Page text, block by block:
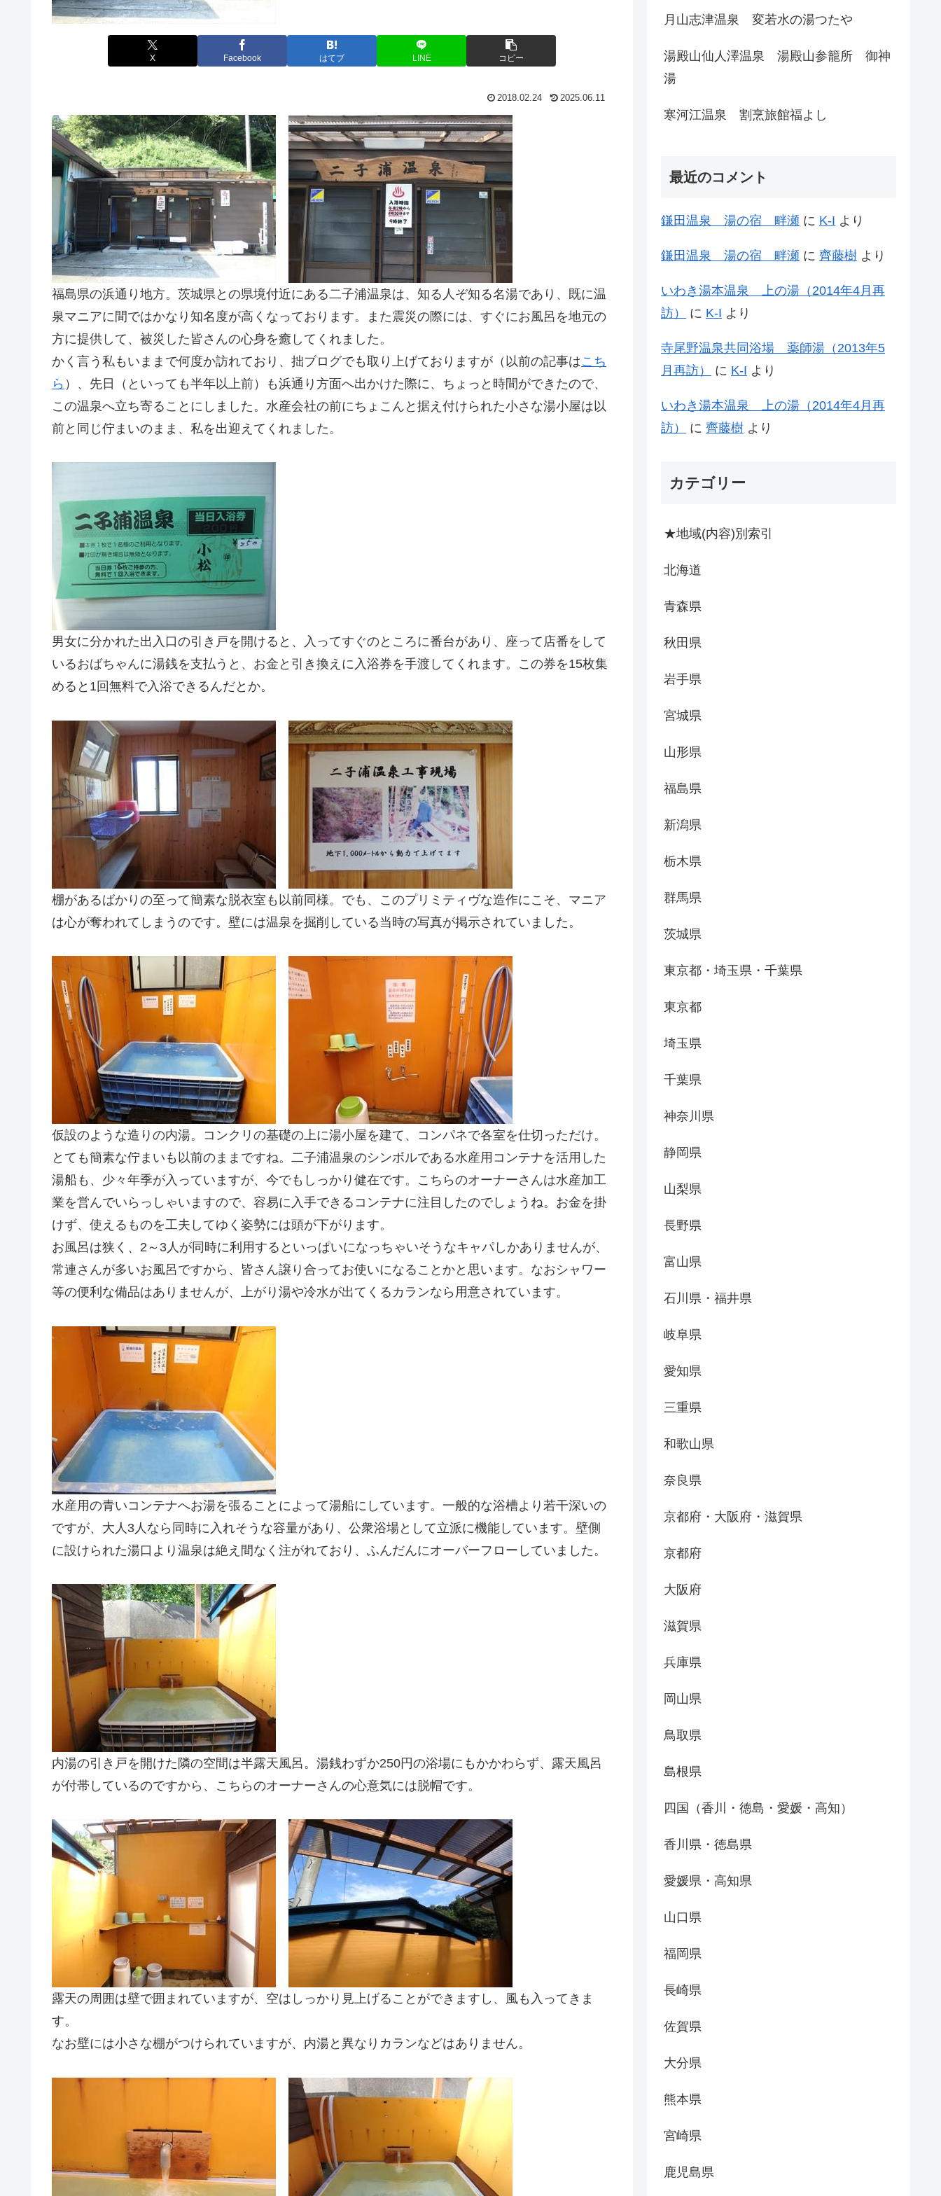
X Facebook はてブ LINE コピー
2018.02.24 2025.06.11
福島県の浜通り地方。茨城県との県境付近にある二子浦温泉は、知る人ぞ知る名湯であり、既に温
泉マニアに間ではかなり知名度が高くなっております。また震災の際には、すぐにお風呂を地元の
方に提供して、被災した皆さんの心身を癒してくれました。
かく言う私もいままで何度か訪れており、拙ブログでも取り上げておりますが（以前の記事はこち
ら ）、先日（といっても半年以上前）も浜通り方面へ出かけた際に、ちょっと時間ができたので、
この温泉へ立ち寄ることにしました。水産会社の前にちょこんと据え付けられた小さな湯小屋は以
前と同じ佇まいのまま、私を出迎えてくれました。
男女に分かれた出入口の引き戸を開けると、入ってすぐのところに番台があり、座って店番をして
いるおばちゃんに湯銭を支払うと、お金と引き換えに入浴券を手渡してくれます。この券を15枚集
めると1回無料で入浴できるんだとか。
棚があるばかりの至って簡素な脱衣室も以前同様。でも、このプリミティヴな造作にこそ、マニア
は心が奪われてしまうのです。壁には温泉を掘削している当時の写真が掲示されていました。
仮設のような造りの内湯。コンクリの基礎の上に湯小屋を建て、コンパネで各室を仕切っただけ。
とても簡素な佇まいも以前のままですね。二子浦温泉のシンボルである水産用コンテナを活用した
湯船も、少々年季が入っていますが、今でもしっかり健在です。こちらのオーナーさんは水産加工
業を営んでいらっしゃいますので、容易に入手できるコンテナに注目したのでしょうね。お金を掛
けず、使えるものを工夫してゆく姿勢には頭が下がります。
お風呂は狭く、2～3人が同時に利用するといっぱいになっちゃいそうなキャパしかありませんが、
常連さんが多いお風呂ですから、皆さん譲り合ってお使いになることかと思います。なおシャワー
等の便利な備品はありませんが、上がり湯や冷水が出てくるカランなら用意されています。
水産用の青いコンテナへお湯を張ることによって湯船にしています。一般的な浴槽より若干深いの
ですが、大人3人なら同時に入れそうな容量があり、公衆浴場として立派に機能しています。壁側
に設けられた湯口より温泉は絶え間なく注がれており、ふんだんにオーバーフローしていました。
内湯の引き戸を開けた隣の空間は半露天風呂。湯銭わずか250円の浴場にもかかわらず、露天風呂
が付帯しているのですから、こちらのオーナーさんの心意気には脱帽です。
露天の周囲は壁で囲まれていますが、空はしっかり見上げることができますし、風も入ってきま
す。
なお壁には小さな棚がつけられていますが、内湯と異なりカランなどはありません。
月山志津温泉 変若水の湯つたや
湯殿山仙人澤温泉 湯殿山参籠所 御神
湯
寒河江温泉 割烹旅館福よし
最近のコメント
鎌田温泉 湯の宿 畔瀬 に K-I より
鎌田温泉 湯の宿 畔瀬 に 齊藤樹 より
いわき湯本温泉 上の湯（2014年4月再
訪）
に K-I より
寺尾野温泉共同浴場 薬師湯（2013年5
月再訪）
に K-I より
いわき湯本温泉 上の湯（2014年4月再
訪）
に 齊藤樹 より
カテゴリー
★地域(内容)別索引
北海道
青森県
秋田県
岩手県
宮城県
山形県
福島県
新潟県
栃木県
群馬県
茨城県
東京都・埼玉県・千葉県
東京都
埼玉県
千葉県
神奈川県
静岡県
山梨県
長野県
富山県
石川県・福井県
岐阜県
愛知県
三重県
和歌山県
奈良県
京都府・大阪府・滋賀県
京都府
大阪府
滋賀県
兵庫県
岡山県
鳥取県
島根県
四国（香川・徳島・愛媛・高知）
香川県・徳島県
愛媛県・高知県
山口県
福岡県
長崎県
佐賀県
大分県
熊本県
宮崎県
鹿児島県